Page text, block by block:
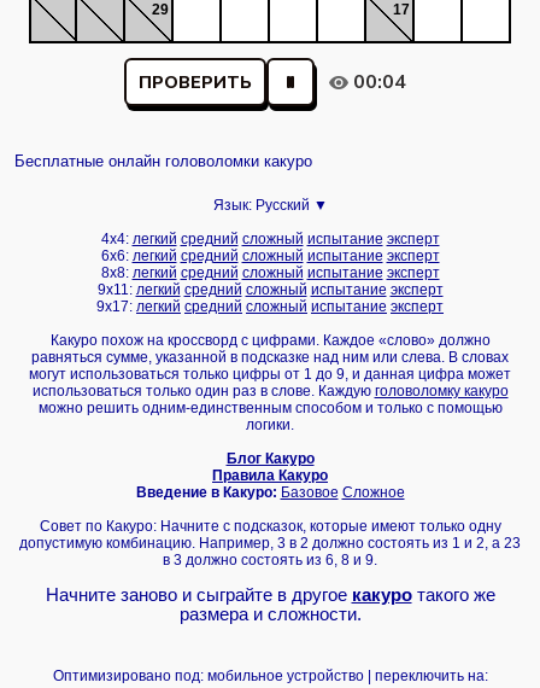
29 17
ПРОВЕРИТЬ 00:04
Бесплатные онлайн головоломки какуро
Язык: Русский ▼
4x4: легкий средний сложный испытание эксперт
6x6: легкий средний сложный испытание эксперт
8x8: легкий средний сложный испытание эксперт
9x11: легкий средний сложный испытание эксперт
9x17: легкий средний сложный испытание эксперт
Какуро похож на кроссворд с цифрами. Каждое «слово» должно
равняться сумме, указанной в подсказке над ним или слева. В словах
могут использоваться только цифры от 1 до 9, и данная цифра может
использоваться только один раз в слове. Каждую головоломку какуро
можно решить одним-единственным способом и только с помощью
логики.
Блог Какуро
Правила Какуро
Введение в Какуро: Базовое Сложное
Совет по Какуро: Начните с подсказок, которые имеют только одну
допустимую комбинацию. Например, 3 в 2 должно состоять из 1 и 2, а 23
в 3 должно состоять из 6, 8 и 9.
Начните заново и сыграйте в другое какуротакого же
размера и сложности.
Оптимизировано под: мобильное устройство | переключить на: